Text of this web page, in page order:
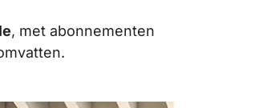
, met abonnementen